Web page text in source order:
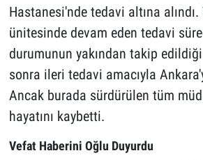
Hastanesi'nde tedavi altına alındı.
ünitesinde devam eden tedavi
durumunun yakından takip
sonra ileri tedavi amacıyla
Ancak burada sürdürülen tüm
hayatını kaybetti.
Vefat Haberini Oğlu Duyurdu